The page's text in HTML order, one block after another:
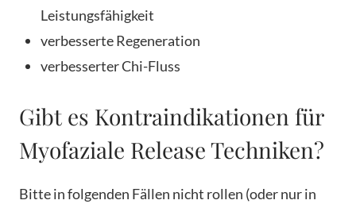
Leistungsfähigkeit
verbesserte Regeneration
verbesserter Chi-Fluss
Gibt es Kontraindikationen für
Myofaziale Release Techniken?
Bitte in folgenden Fällen nicht rollen (oder nur in